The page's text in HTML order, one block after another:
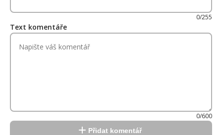
0/255
Text komentáře
0/600
Přidat komentář